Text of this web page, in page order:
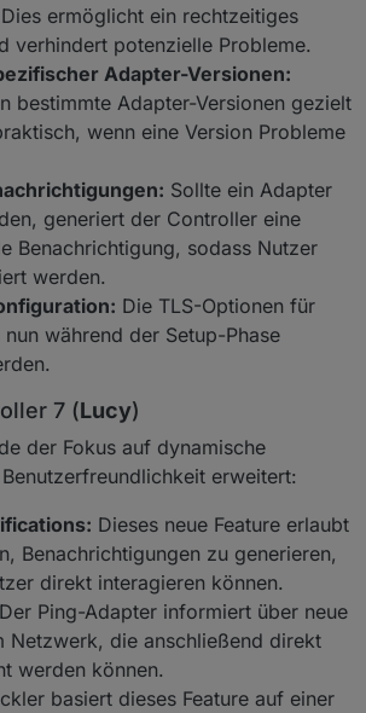
ermöglicht ein rechtzeitiges
verhindert potenzielle Probleme.
Adapter-Versionen:
bestimmte Adapter-Versionen gezielt
wenn eine Version Probleme
Sollte ein Adapter
generiert der Controller eine
Benachrichtigung, sodass Nutzer
werden.
Die TLS-Optionen für
nun während der Setup-Phase
7 (Lucy)
der Fokus auf dynamische
erweitert:
Dieses neue Feature erlaubt
Benachrichtigungen zu generieren,
direkt interagieren können.
Ping-Adapter informiert über neue
Netzwerk, die anschließend direkt
werden können.
basiert dieses Feature auf einer